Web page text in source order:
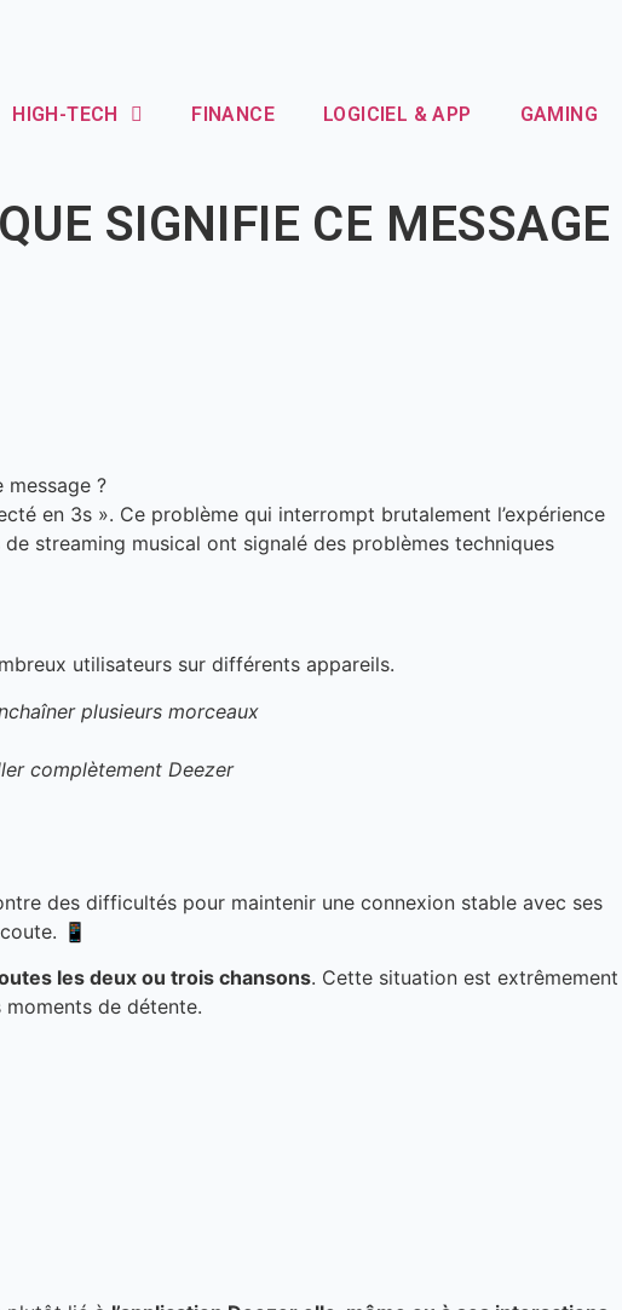
HIGH-TECH FINANCE LOGICIEL & APP GAMING
SIGNIFIE CE MESSAGE
en 3s ». Ce problème qui interrompt brutalement l’expérience
streaming musical ont signalé des problèmes techniques
utilisateurs sur différents appareils.
plusieurs morceaux
complètement Deezer
des difficultés pour maintenir une connexion stable avec ses
📱
les deux ou trois chansons. Cette situation est extrêmement
de détente.